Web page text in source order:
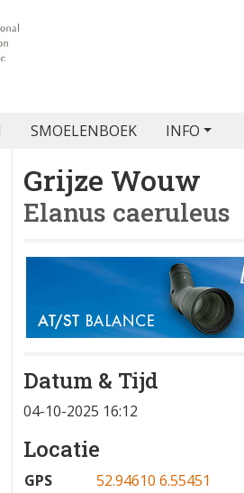
SMOELENBOEK INFO
Grijze Wouw
Elanus caeruleus
Datum & Tijd
04-10-2025 16:12
Locatie
GPS
52.94610 6.55451